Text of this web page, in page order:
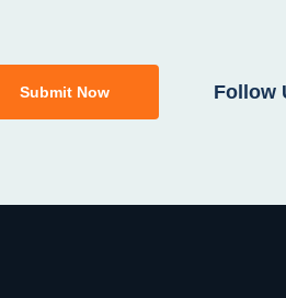
Submit Now Follow